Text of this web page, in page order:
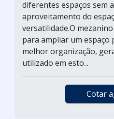
diferentes espaços sem
aproveitamento do
versatilidade.O
para ampliar um espaço
melhor organização,
utilizado em esto...
Cotar